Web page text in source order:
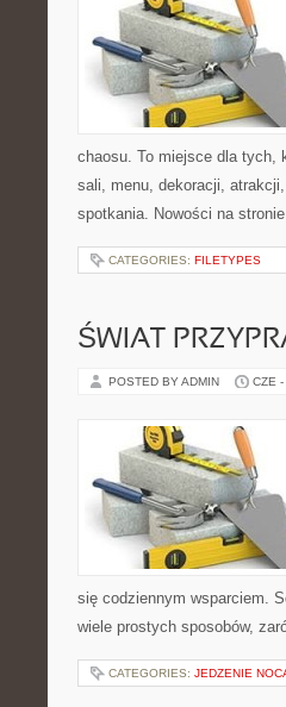
chaosu. To miejsce dla tych,
sali, menu, dekoracji,
spotkania. Nowości na
CATEGORIES: FILETYPES
ŚWIAT
POSTED BY ADMIN CZE
się codziennym wsparciem.
wiele prostych sposobów,
CATEGORIES: JEDZENIE